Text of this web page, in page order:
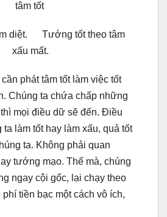
tâm tốt
diệt. Tướng tốt theo tâm
xấu mất.
phát tâm tốt làm việc tốt
Chúng ta chứa chấp những
mọi điều dữ sẽ đến. Điều
ta làm tốt hay làm xấu, quả tốt
ta. Không phải quan
tướng mạo. Thế mà, chúng
ngay cội gốc, lại chạy theo
tiền bạc một cách vô ích,